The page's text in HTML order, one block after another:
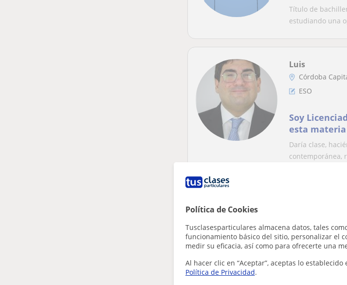
Política de Cookies
Tusclasesparticulares almacena datos, tales
funcionamiento básico del sitio, personalizar el
medir su eficacia, así como para ofrecerte una
Al hacer clic en “Aceptar”, aceptas lo establecido
Política de Privacidad.
Título de
estudiando una
Luis
Córdoba
ESO
Soy
esta
que quiera
Daría clase,
contemporánea,
ESO:
Clases de
para
Cuento con